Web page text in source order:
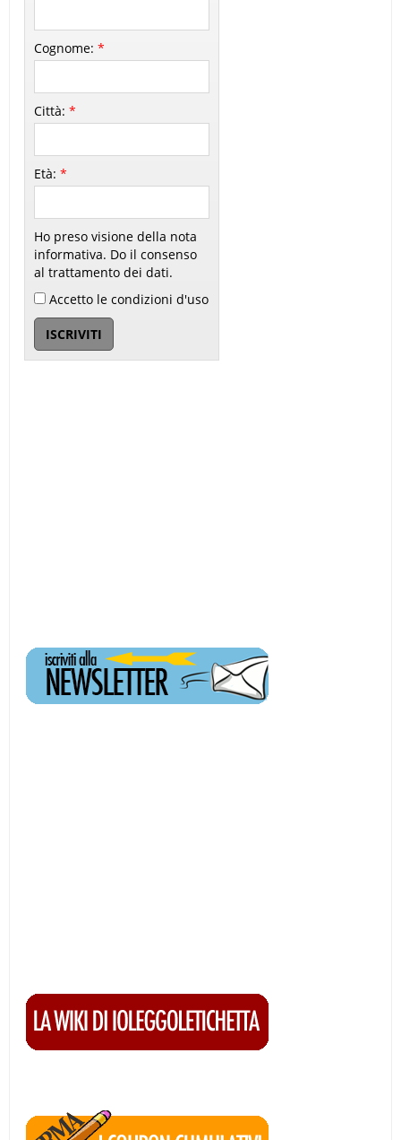
Cognome:*
Città:*
Età:*
Ho preso visione della nota
informativa. Do il consenso
al trattamento dei dati.
Accetto le condizioni d'uso